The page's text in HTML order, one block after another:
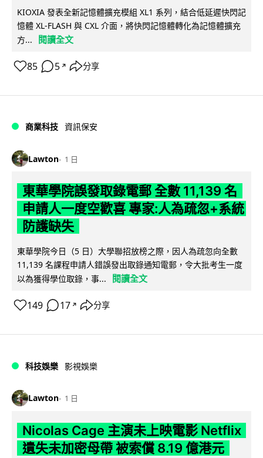
KIOXIA 發表全新記憶體擴充模組 XL1 系列，結合低延遲快閃記
憶體 XL-FLASH 與 CXL 介面，將快閃記憶體轉化為記憶體擴充
方...
閱讀全文
85 5 ↗ 分享
商業科技 資訊保安
Lawton 1 日
東華學院誤發取錄電郵 全數 11,139 名
申請人一度空歡喜 專家:人為疏忽+系統
防護缺失
東華學院今日（5 日）大學聯招放榜之際，因人為疏忽向全數
11,139 名課程申請人錯誤發出取錄通知電郵，令大批考生一度
以為獲得學位取錄，事...
閱讀全文
149 17 ↗ 分享
科技娛樂 影視娛樂
Lawton 1 日
Nicolas Cage 主演未上映電影 Netflix
遺失未加密母帶 被索償 8.19 億港元